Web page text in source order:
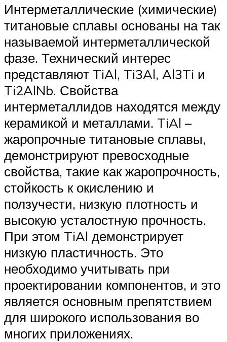
Интерметаллические (химические)
титановые сплавы основаны на так
называемой интерметаллической
фазе. Технический интерес
представляют TiAl, Ti3Al, Al3Ti и
Ti2AlNb. Свойства
интерметаллидов находятся между
керамикой и металлами. TiAl –
жаропрочные титановые сплавы,
демонстрируют превосходные
свойства, такие как жаропрочность,
стойкость к окислению и
ползучести, низкую плотность и
высокую усталостную прочность.
При этом TiAl демонстрирует
низкую пластичность. Это
необходимо учитывать при
проектировании компонентов, и это
является основным препятствием
для широкого использования во
многих приложениях.